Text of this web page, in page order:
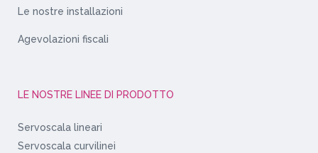
Le nostre installazioni
Agevolazioni fiscali
LE NOSTRE LINEE DI PRODOTTO
Servoscala lineari
Servoscala curvilinei